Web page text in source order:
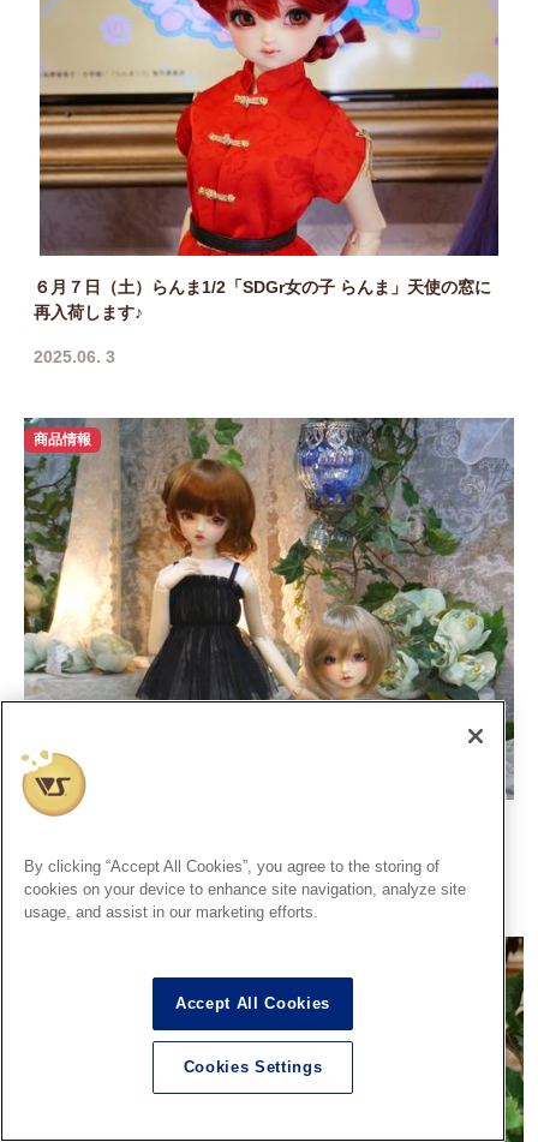
６月７日（土）らんま1/2「SDGr女の子 らんま」天使の窓に
再入荷します♪
2025.06. 3
商品情報
2025.05.31
By clicking “Accept All Cookies”, you agree to the storing of
cookies on your device to enhance site navigation, analyze site
usage, and assist in our marketing efforts.
Accept All Cookies
Cookies Settings